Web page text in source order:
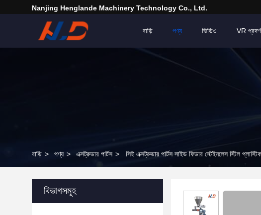
Nanjing Henglande Machinery Technology Co., Ltd.
বাড়ি পণ্য ভিডিও VR
বাড়ি > পণ্য > এক্সট্রুডার পার্টস > সিই এক্সট্রুডার পার্টস সাইড ফিডার স্টেইনলেস স্টিল
বিভাগসমূহ